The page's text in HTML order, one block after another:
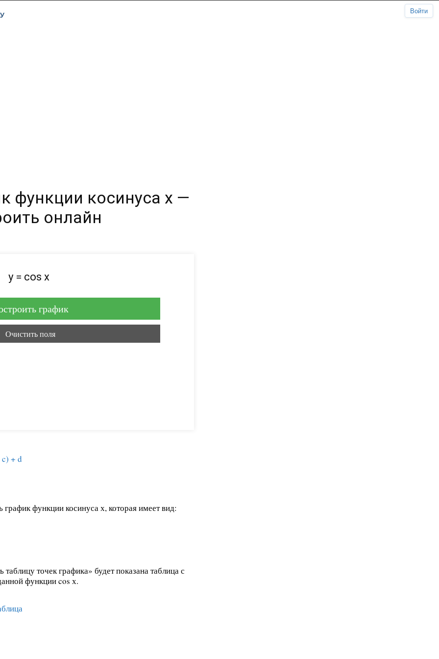
функции косинуса х —
онлайн
y = cos x
график
Очистить поля
+ d
график функции косинуса х, которая имеет вид:
точек графика» будет показана таблица с
функции cos х.
Войти